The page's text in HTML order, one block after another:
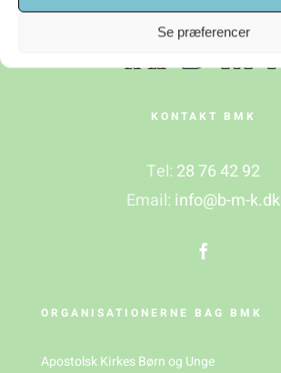
Se præferencer
KONTAKT BMK
Tel: 28 76 42 92
Email: info@b-m-k.dk
ORGANISATIONERNE BAG BMK
Apostolsk Kirkes Børn og Unge